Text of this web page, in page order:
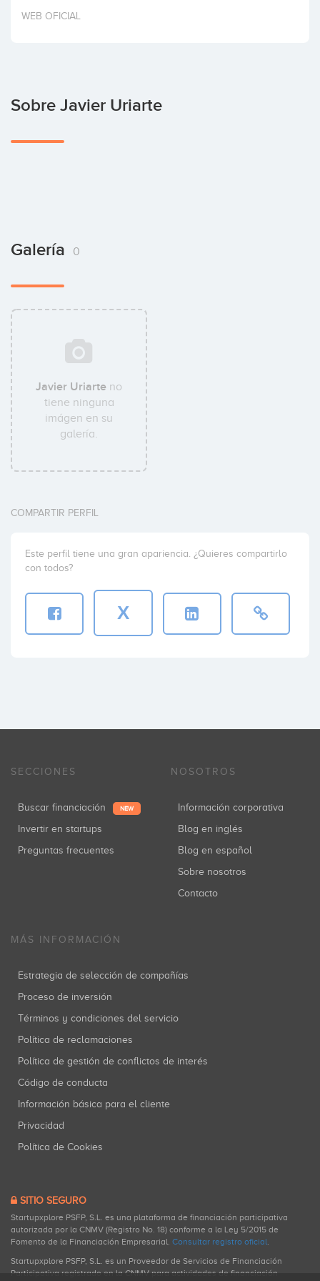
Invertir
WEB OFICIAL
Sobre Javier Uriarte
Galería 0
Javier Uriarte no
tiene ninguna
imágen en su
galería.
COMPARTIR PERFIL
Este perfil tiene una gran apariencia. ¿Quieres compartirlo
con todos?
X
SECCIONES
Buscar financiación NEW
Invertir en startups
Preguntas frecuentes
NOSOTROS
Información corporativa
Blog en inglés
Blog en español
Sobre nosotros
Contacto
MÁS INFORMACIÓN
Estrategia de selección de compañías
Proceso de inversión
Términos y condiciones del servicio
Política de reclamaciones
Política de gestión de conflictos de interés
Código de conducta
Información básica para el cliente
Privacidad
Política de Cookies
SITIO SEGURO
Startupxplore PSFP, S.L. es una plataforma de financiación participativa
autorizada por la CNMV (Registro No. 18) conforme a la Ley 5/2015 de
Fomento de la Financiación Empresarial. Consultar registro oficial.
Startupxplore PSFP, S.L. es un Proveedor de Servicios de Financiación
Participativa registrado en la CNMV para actividades de financiación